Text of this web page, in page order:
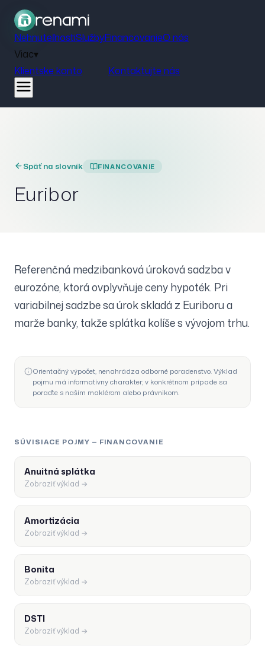
NehnuteľnostiSlužbyFinancovanieO nás
Viac▾
Klientske konto
Kontaktujte nás
Späť na slovník FINANCOVANIE
Euribor
Referenčná medzibanková úroková sadzba v
eurozóne, ktorá ovplyvňuje ceny hypoték. Pri
variabilnej sadzbe sa úrok skladá z Euriboru a
marže banky, takže splátka kolíše s vývojom trhu.
Orientačný výpočet, nenahrádza odborné poradenstvo. Výklad
pojmu má informatívny charakter; v konkrétnom prípade sa
poraďte s naším maklérom alebo právnikom.
SÚVISIACE POJMY — FINANCOVANIE
Anuitná splátka
Zobraziť výklad →
Amortizácia
Zobraziť výklad →
Bonita
Zobraziť výklad →
DSTI
Zobraziť výklad →